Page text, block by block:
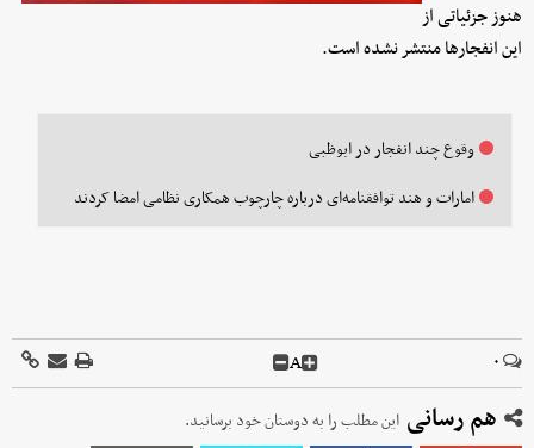
هنوز جزئیاتی از
این انفجارها منتشر نشده است.
وقوع چند انفجار در ابوظبی
امارات و هند توافقنامه‌ای درباره چارچوب همکاری نظامی امضا کردند
۰ A
هم رسانی این مطلب را به دوستان خود برسانید.